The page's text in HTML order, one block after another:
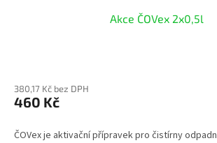
Akce ČOVex 2x0,5l
produktu
je
z
380,17 Kč bez DPH
460 Kč
ČOVex je aktivační přípravek pro čistírny